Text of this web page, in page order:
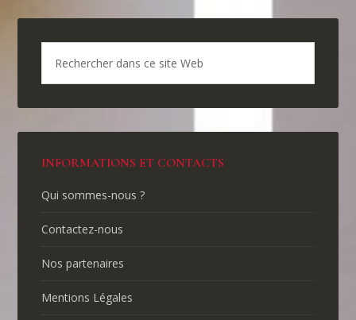
INFORMATIONS ET CONTACTS
Qui sommes-nous ?
Contactez-nous
Nos partenaires
Mentions Légales